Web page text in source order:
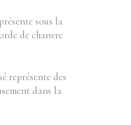
sous la
de chanvre
représente des
dans la